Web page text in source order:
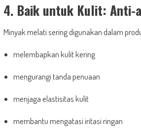
4. Baik untuk Kulit: Anti-
Minyak melati sering digunakan dalam
melembapkan kulit kering
mengurangi tanda penuaan
menjaga elastisitas kulit
membantu mengatasi iritasi ringan